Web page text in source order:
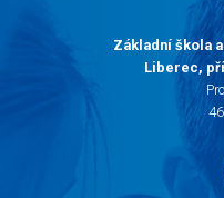
Základní škola
Liberec,